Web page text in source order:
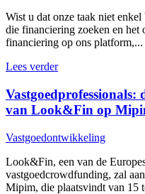
Wist u dat onze taak niet enkel
die financiering zoeken en het
financiering op ons platform,...
Lees verder
Vastgoedprofessionals:
van Look&Fin op
Vastgoedontwikkeling
Look&Fin, een van de
vastgoedcrowdfunding, zal
Mipim, die plaatsvindt van 15